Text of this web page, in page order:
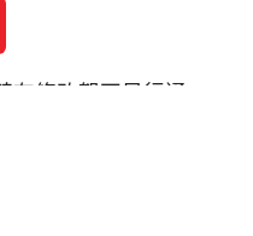
有修改恕不另行通